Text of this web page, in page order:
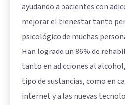
ayudando a pacientes con
mejorar el bienestar tanto
psicológico de muchas
Han logrado un 86% de
tanto en adicciones al
tipo de sustancias, como en
internet y a las nuevas